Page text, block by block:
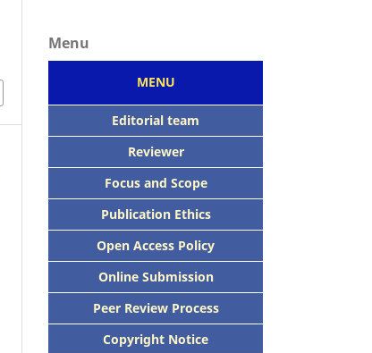
Menu
MENU
Editorial team
Reviewer
Focus and Scope
Publication Ethics
Open Access Policy
Online Submission
Peer Review Process
Copyright Notice